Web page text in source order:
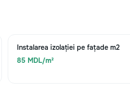
Instalarea izolației pe fațade m2
85 MDL/m²